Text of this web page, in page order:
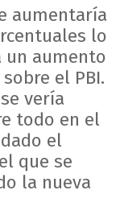
aumentaría
lo
un aumento
el PBI.
vería
todo en el
el
que se
la nueva